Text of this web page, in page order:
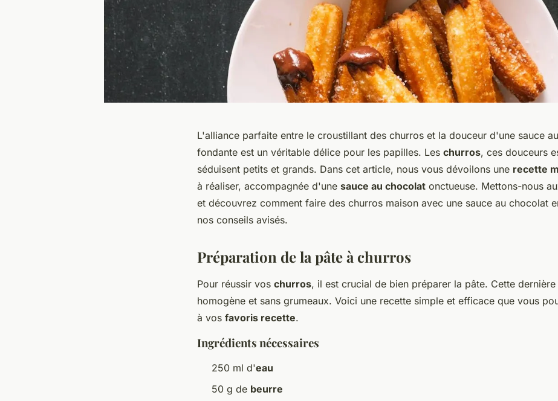
L'alliance parfaite entre le croustillant des churros et la douceur d'une sauce
fondante est un véritable délice pour les papilles. Les churros, ces douceurs
séduisent petits et grands. Dans cet article, nous vous dévoilons une recette
à réaliser, accompagnée d'une sauce au chocolat onctueuse. Mettons-nous
et découvrez comment faire des churros maison avec une sauce au chocolat
nos conseils avisés.
Préparation de la pâte à churros
Pour réussir vos churros, il est crucial de bien préparer la pâte. Cette
homogène et sans grumeaux. Voici une recette simple et efficace que vous
à vos favoris recette.
Ingrédients nécessaires
250 ml d'eau
50 g de beurre